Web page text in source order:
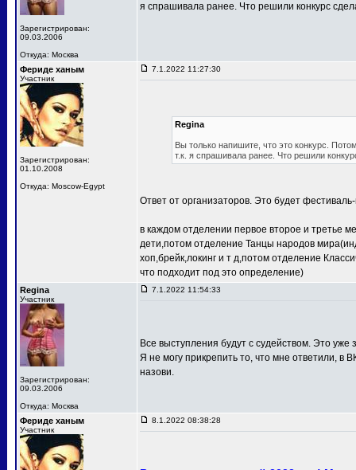
Зарегистрирован:
09.03.2006
Откуда: Москва
я спрашивала ранее. Что решили конкурс
Фериде ханым
Участник
Зарегистрирован:
01.10.2008
Откуда: Moscow-Egypt
7.1.2022 11:27:30
Regina
Вы только напишите, что это конкурс.
т.к. я спрашивала ранее. Что решили
Ответ от организаторов. Это будет фестиваль-
в каждом отделении первое второе и третье
дети,потом отделение Танцы народов
хоп,брейк,локинг и т д,потом отделение
что подходит под это определение)
Regina
Участник
Зарегистрирован:
09.03.2006
Откуда: Москва
7.1.2022 11:54:33
Все выступления будут с судейством. Это уже
Я не могу прикрепить то, что мне ответили, в
назови.
Фериде ханым
Участник
8.1.2022 08:38:28